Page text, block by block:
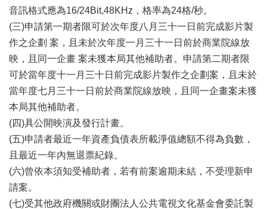
補
助/
申
請
案
件
府
公
開
資
訊
聯
絡
音訊格式應為16/24Bit,48KHz，格率為24格/秒。
(三)申請第一期者限可於次年度八月三十一日前完成影片製
作之企劃 案，且未於次年度一月三十一日前於商業院線放
映，且同一企畫 案未獲本局其他補助者。申請第二期者限
可於當年度十一月三十日前完成影片製作之企劃案，且未於
當年度七月三十一日前於商業院線放映，且同一企畫案未獲
本局其他補助者。
(四)具公開映演及發行計畫。
(五)申請者最近一年資產負債表所載淨值總額不得為負數，
且最近一年內無退票紀錄。
(六)曾依本須知受補助者，若有前案逾期未結，不受理新申
請案。
(七)受其他政府機關或財團法人公共電視文化基金會委託製